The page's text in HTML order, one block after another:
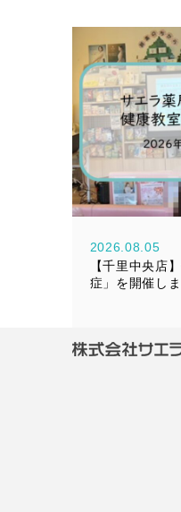
2026.08.05
【千里中央店
症」を開催し